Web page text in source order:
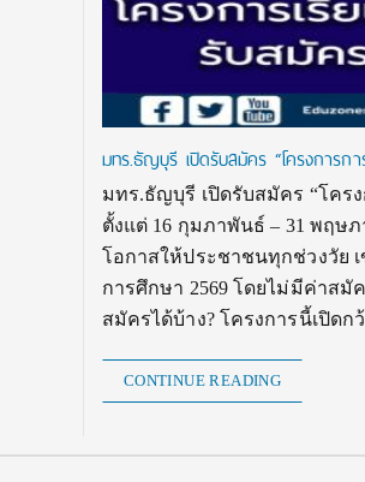
มทร.ธัญบุรี เปิดรับสมัคร “โครงการก
มทร.ธัญบุรี เปิดรับสมัคร “โครง
ตั้งแต่ 16 กุมภาพันธ์ – 31 พฤษ
โอกาสให้ประชาชนทุกช่วงวัย เ
การศึกษา 2569 โดยไม่มีค่าส
สมัครได้บ้าง? โครงการนี้เปิด
CONTINUE READING